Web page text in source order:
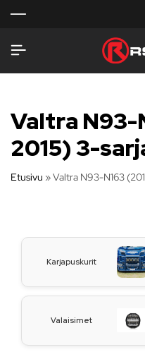
Valtra N93-
2015) 3-
Etusivu »Valtra N93-N163
Karjapuskurit
Valaisimet